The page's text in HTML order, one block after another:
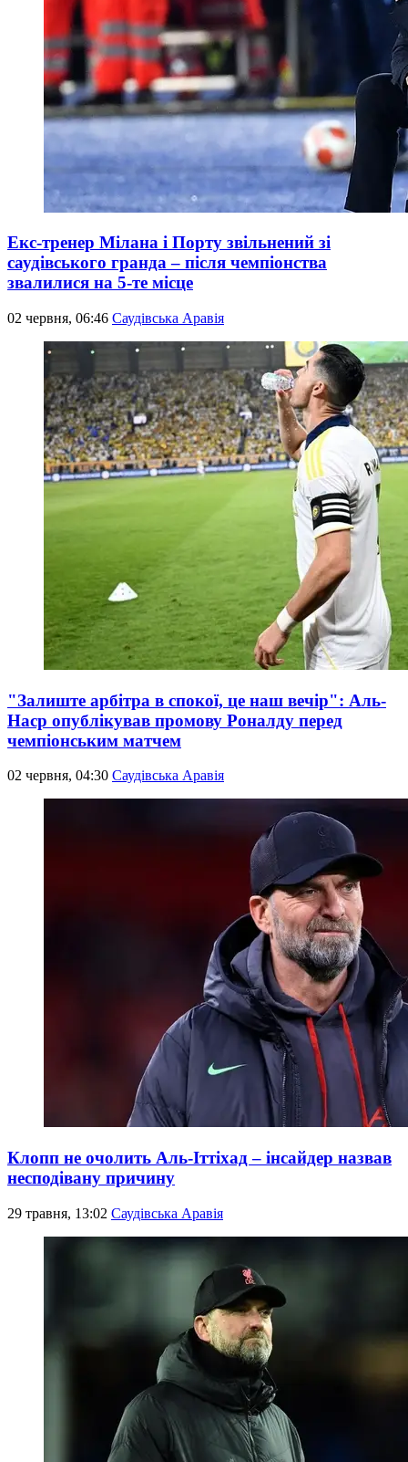
Екс-тренер Мілана і Порту звільнений зі
саудівського гранда – після чемпіонства
звалилися на 5-те місце
02 червня, 06:46 Саудівська Аравія
"Залиште арбітра в спокої, це наш вечір": Аль-
Наср опублікував промову Роналду перед
чемпіонським матчем
02 червня, 04:30 Саудівська Аравія
Клопп не очолить Аль-Іттіхад – інсайдер назвав
несподівану причину
29 травня, 13:02 Саудівська Аравія